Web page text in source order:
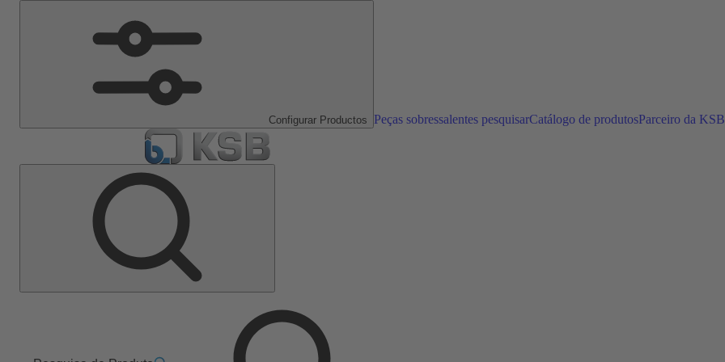
Configurar Productos Peças sobressalentes pesquisarCatálogo de produtosParceiro da KSB